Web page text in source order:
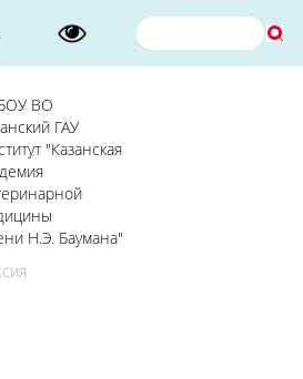
ВО
ГАУ
"Казанская
Н.Э. Баумана"